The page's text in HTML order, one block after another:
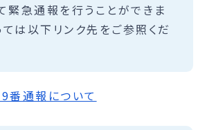
緊急通報を行うことができま
ては以下リンク先をご参照くだ
番通報について